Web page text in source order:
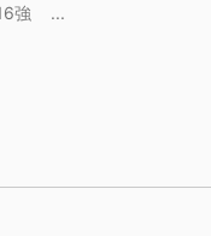
強 ...